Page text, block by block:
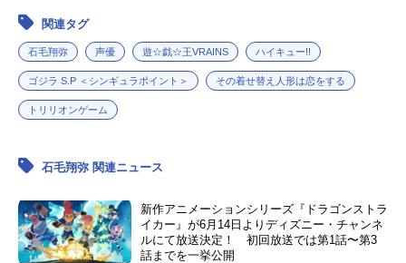
関連タグ
石毛翔弥 声優 遊☆戯☆王VRAINS ハイキュー!!
ゴジラ S.P ＜シンギュラポイント＞ その着せ替え人形は恋をする
トリリオンゲーム
石毛翔弥 関連ニュース
新作アニメーションシリーズ『ドラゴンストラ
イカー』が6月14日よりディズニー・チャンネ
ルにて放送決定！ 初回放送では第1話〜第3
話までを一挙公開